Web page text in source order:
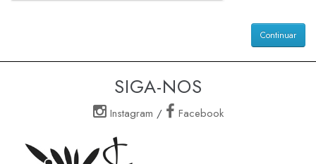
Continuar
SIGA-NOS
Instagram / Facebook